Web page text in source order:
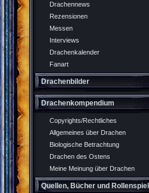
Drachennews
Rezensionen
Messen
Interviews
Drachenkalender
Fanart
Drachenbilder
Drachenkompendium
Copyrights/Rechtliches
Allgemeines über Drachen
Biologische Betrachtung
Drachen des Ostens
Meine Meinung über Drachen
Quellen, Bücher und Rollenspiel